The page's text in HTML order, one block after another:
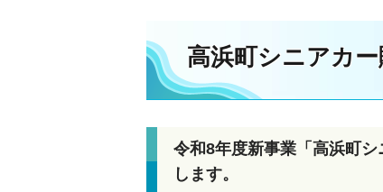
高浜町シニアカ
令和8年度新事業「高浜町
します。